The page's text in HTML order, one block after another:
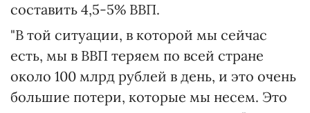
составить 4,5-5% ВВП.
"В той ситуации, в которой мы сейчас
есть, мы в ВВП теряем по всей стране
около 100 млрд рублей в день, и это очень
большие потери, которые мы несем. Это